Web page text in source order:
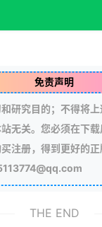
免责声明
研究目的；不得将
无关。您必须在下
注册，得到更好的
THE END